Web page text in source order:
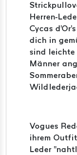
Herren-
Cycas d'Or's
dich in
sind leichte
Männer
Vogues
ihrem
Leder